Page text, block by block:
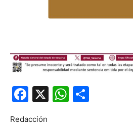
Facebook
X
Redacción